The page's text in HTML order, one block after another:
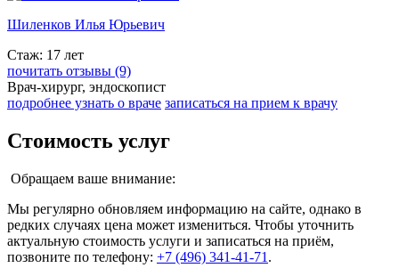
Шиленков Илья Юрьевич
Стаж: 17 лет
почитать отзывы (9)
Врач-хирург, эндоскопист
подробнее узнать о враче записаться на прием к врачу
Стоимость услуг
Обращаем ваше внимание:
Мы регулярно обновляем информацию на сайте, однако в
редких случаях цена может измениться. Чтобы уточнить
актуальную стоимость услуги и записаться на приём,
позвоните по телефону: +7 (496) 341-41-71 .